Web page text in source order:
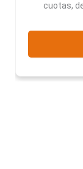
cuotas,